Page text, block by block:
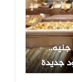
الذهب في مصر يكسر حاجز 6000 جنيه..
جديدة